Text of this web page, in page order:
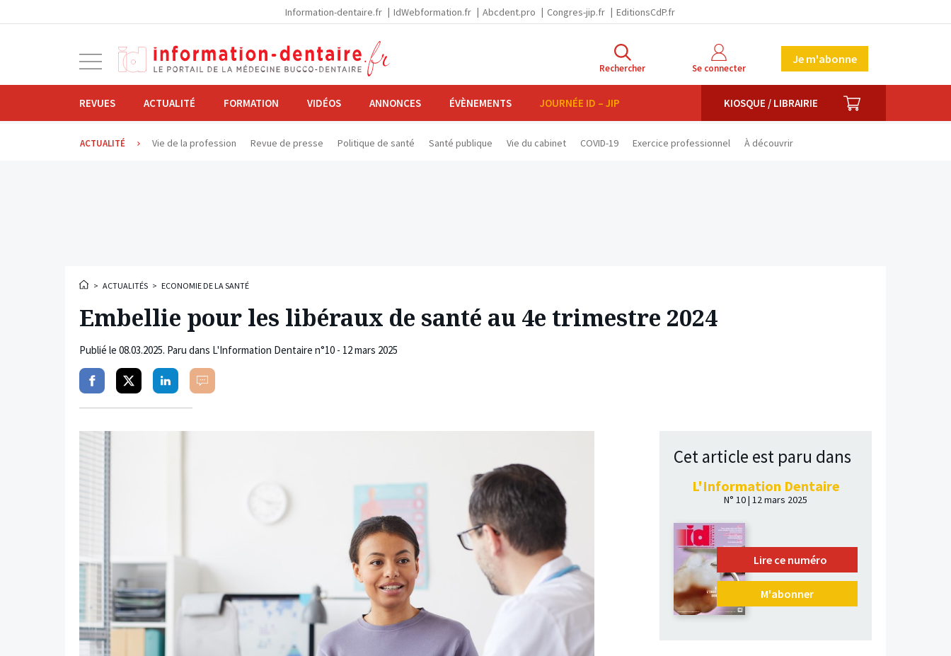
Information-dentaire.fr IdWebformation.fr Abcdent.pro Congres-jip.fr EditionsCdP.fr
navigation
Rechercher Se connecter
Je m'abonne
REVUES ACTUALITÉ FORMATION VIDÉOS ANNONCES ÉVÈNEMENTS JOURNÉE ID – JIP KIOSQUE / LIBRAIRIE PANIER
ACTUALITÉ Vie de la profession Revue de presse Politique de santé Santé publique Vie du cabinet COVID-19 Exercice professionnel À découvrir
> ACTUALITÉS > ECONOMIE DE LA SANTÉ
Embellie pour les libéraux de santé au 4e trimestre 2024
Publié le 08.03.2025. Paru dans L'Information Dentaire n°10 - 12 mars 2025
PartagerPartagerPartagerCommenter
Cet article est paru dans
L'Information Dentaire
N° 10 | 12 mars 2025
Lire ce numéro
M'abonner